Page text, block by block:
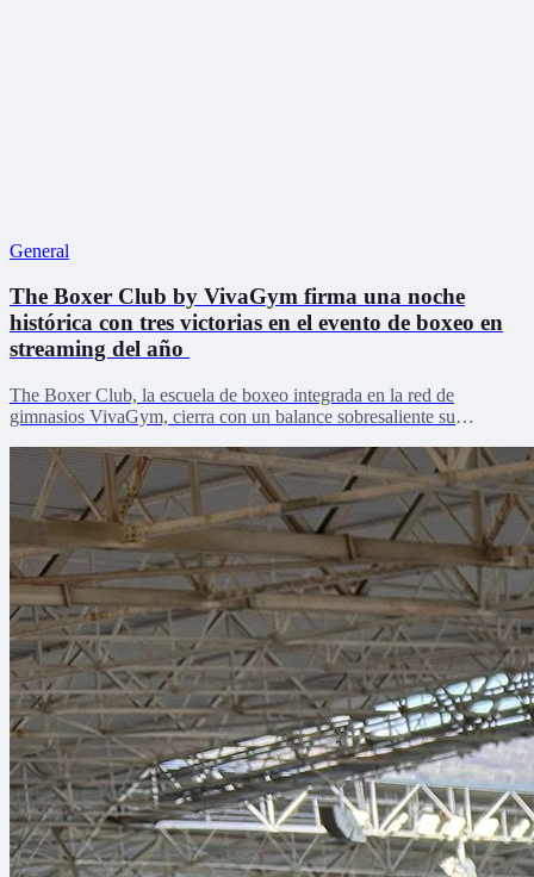
General
The Boxer Club by VivaGym firma una noche
histórica con tres victorias en el evento de boxeo en
streaming del año
The Boxer Club, la escuela de boxeo integrada en la red de
gimnasios VivaGym, cierra con un balance sobresaliente su